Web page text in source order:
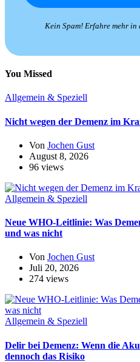
Kein Spam! Erfahre mehr in
You Missed
Allgemein & Speziell
Nicht wegen der Demenz im
Von Jochen Gust
August 8, 2026
96 views
Allgemein & Speziell
Neue WHO-Leitlinie: Was
und was nicht
Von Jochen Gust
Juli 20, 2026
274 views
Allgemein & Speziell
Delir bei Demenz: Wenn die
dennoch das Risiko